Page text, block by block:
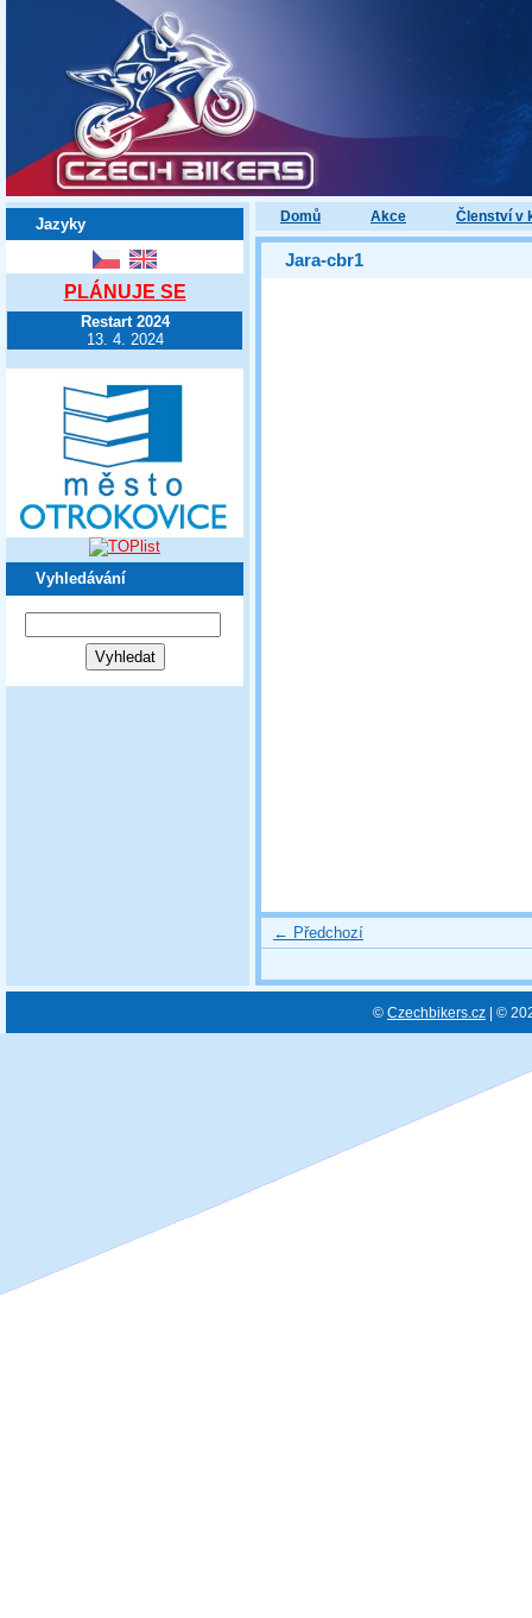
Domů Akce Členství v
Jazyky
PLÁNUJE SE
Restart 2024
13. 4. 2024
Vyhledávání
Jara-cbr1
← Předchozí
© Czechbikers.cz | ©